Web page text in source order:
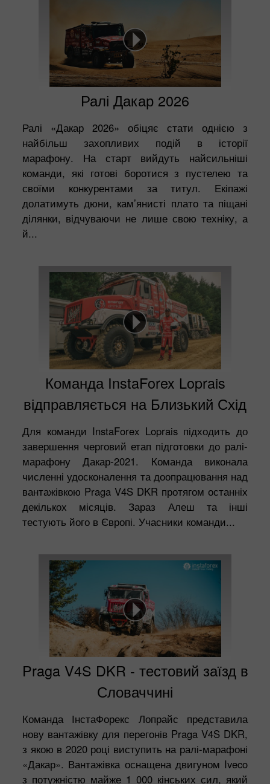
Ралі Дакар 2026
Ралі «Дакар 2026» обіцяє стати однією з
найбільш захопливих подій в історії
марафону. На старт вийдуть найсильніші
команди, які готові боротися з пустелею та
своїми конкурентами за титул. Екіпажі
долатимуть дюни, кам’янисті плато та піщані
ділянки, відчуваючи не лише свою техніку, а
й...
Команда InstaForex Loprais
відправляється на Близький Схід
Для команди InstaForex Loprais підходить до
завершення черговий етап підготовки до ралі-
марафону Дакар-2021. Команда виконала
численні удосконалення та доопрацювання над
вантажівкою Praga V4S DKR протягом останніх
декількох місяців. Зараз Алеш та інші
тестують його в Європі. Учасники команди...
Praga V4S DKR - тестовий заїзд в
Словаччині
Команда ІнстаФорекс Лопрайс представила
нову вантажівку для перегонів Praga V4S DKR,
з якою в 2020 році виступить на ралі-марафоні
«Дакар». Вантажівка оснащена двигуном Iveco
з потужністю майже 1 000 кінських сил, який